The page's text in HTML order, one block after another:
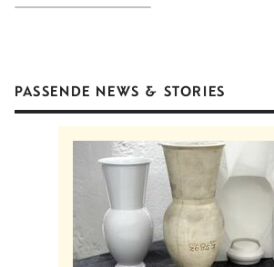
PASSENDE NEWS & STORIES